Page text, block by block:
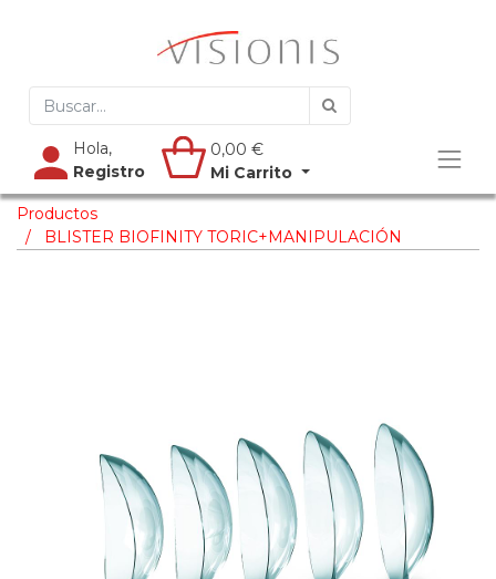
Hola,
Registro
0,00 €
Mi Carrito
Productos
BLISTER BIOFINITY TORIC+MANIPULACIÓN